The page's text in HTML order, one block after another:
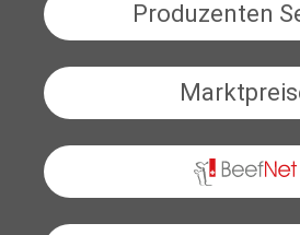
Produzenten